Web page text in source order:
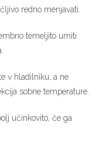
redno menjavati.
temeljito umiti
v hladilniku, a ne
sobne temperature.
učinkovito, če ga